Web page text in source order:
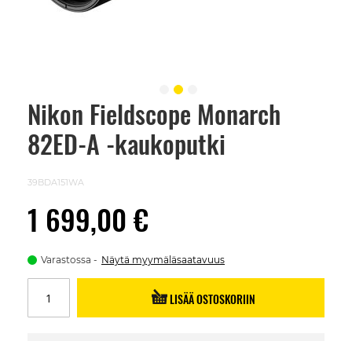
Nikon Fieldscope Monarch
82ED-A -kaukoputki
39BDA151WA
1 699,00 €
Varastossa Näytä myymäläsaatavuus
LISÄÄ OSTOSKORIIN
Skip
beginning
images